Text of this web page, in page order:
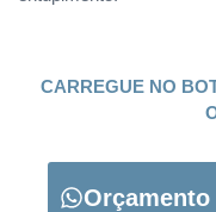
CARREGUE NO